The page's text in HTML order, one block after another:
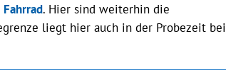
Fahrrad. Hier sind weiterhin die
liegt hier auch in der Probezeit bei